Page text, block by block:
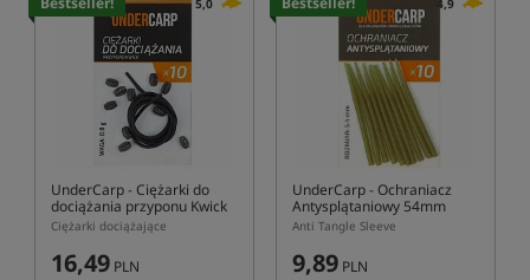
5,0
UnderCarp- Ciężarki do
dociążania przyponu Kwick
Ciężarki dociążające
16,49 PLN
4,9
UnderCarp- Ochraniacz
Antysplątaniowy 54mm
Anti Tangle Sleeve
9,89 PLN